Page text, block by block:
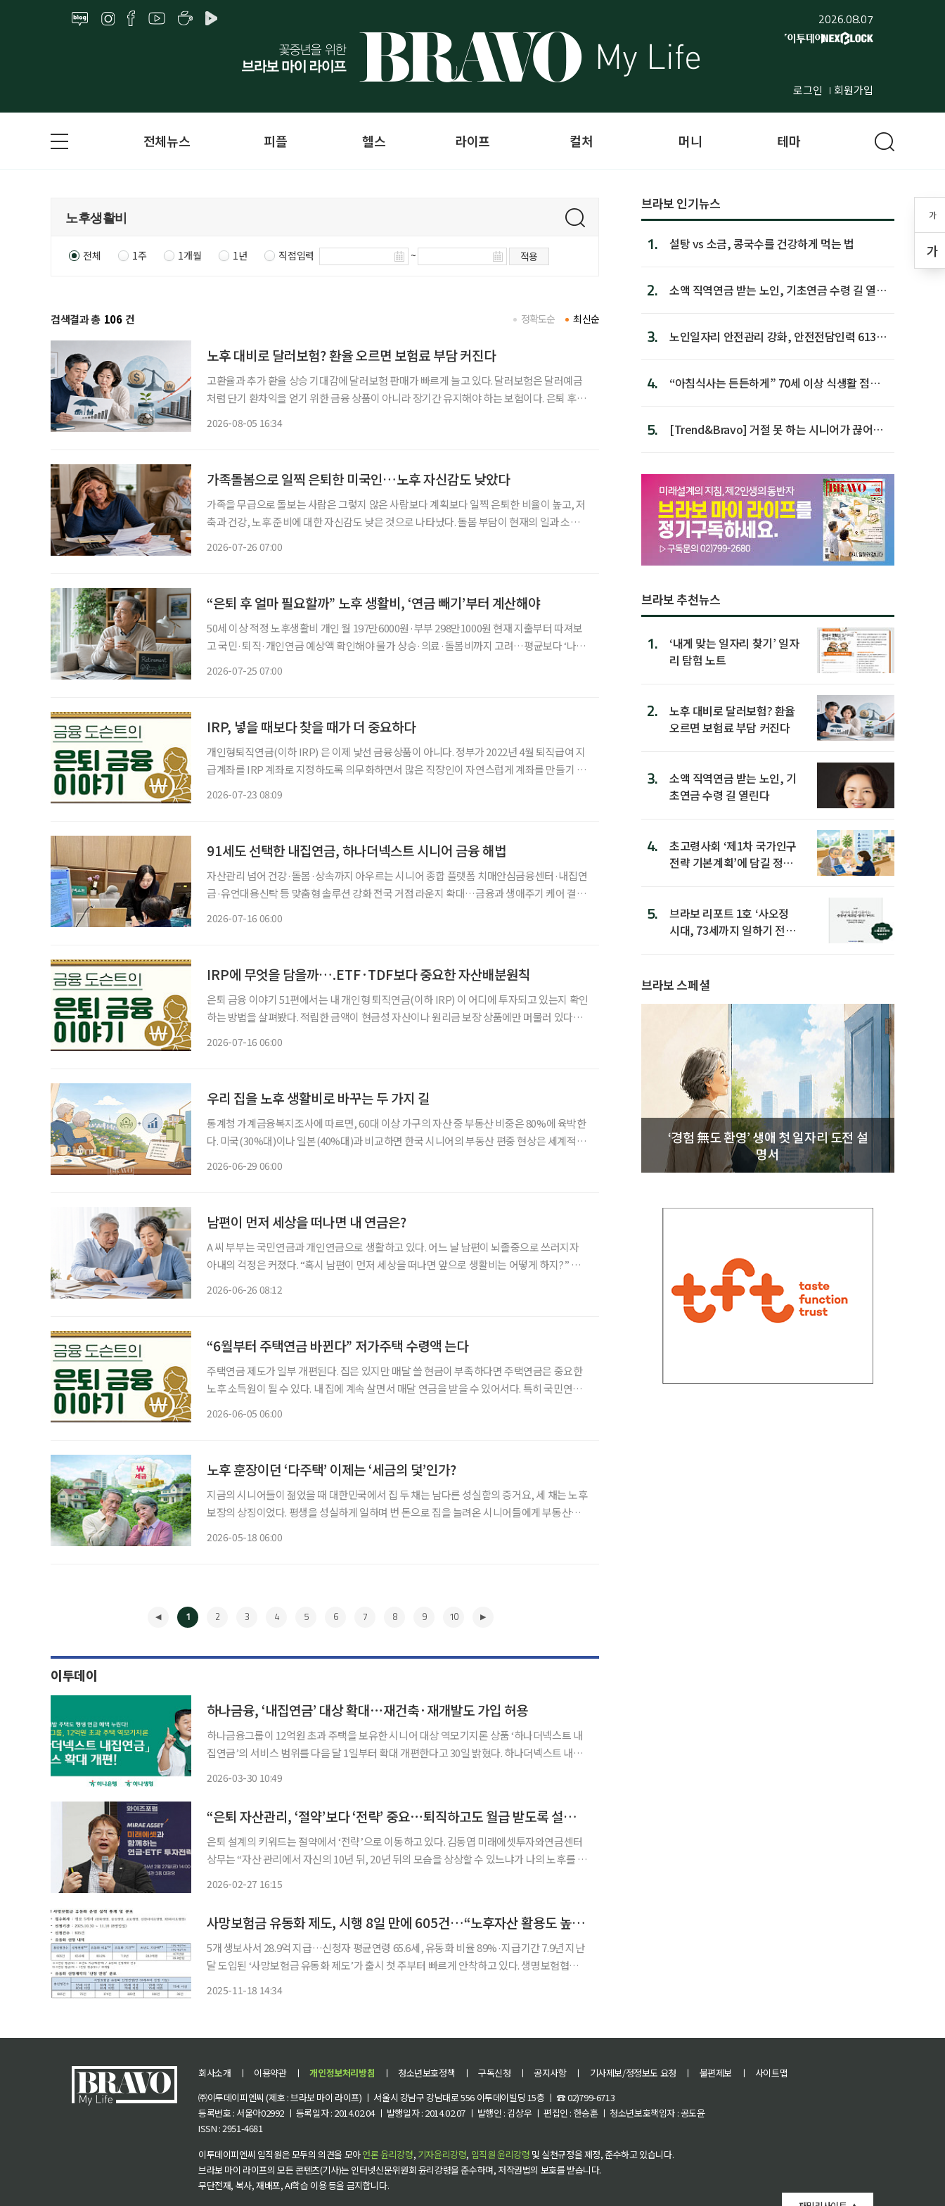
2026.08.07
로그인 회원가입
가
가
전체뉴스 피플 헬스 라이프 컬처 머니 테마
전체 1주 1개월 1년 직접입력 ~ 적용
검색결과 총 106 건 최신순
정확도순
노후 대비로 달러보험? 환율 오르면 보험료 부담 커진다
고환율과 추가 환율 상승 기대감에 달러보험 판매가 빠르게 늘고 있다. 달러보험은 달러예금
처럼 단기 환차익을 얻기 위한 금융 상품이 아니라 장기간 유지해야 하는 보험이다. 은퇴 후 소
2026-08-05 16:34
가족돌봄으로 일찍 은퇴한 미국인…노후 자신감도 낮았다
가족을 무급으로 돌보는 사람은 그렇지 않은 사람보다 계획보다 일찍 은퇴한 비율이 높고, 저
축과 건강, 노후 준비에 대한 자신감도 낮은 것으로 나타났다. 돌봄 부담이 현재의 일과 소득
2026-07-26 07:00
“은퇴 후 얼마 필요할까” 노후 생활비, ‘연금 빼기’부터 계산해야
50세 이상 적정 노후생활비 개인 월 197만6000원·부부 298만1000원 현재 지출부터 따져보
고 국민·퇴직·개인연금 예상액 확인해야 물가 상승·의료·돌봄비까지 고려…평균보다 ‘나만
2026-07-25 07:00
IRP, 넣을 때보다 찾을 때가 더 중요하다
개인형퇴직연금(이하 IRP) 은 이제 낯선 금융상품이 아니다. 정부가 2022년 4월 퇴직급여 지
급계좌를 IRP 계좌로 지정하도록 의무화하면서 많은 직장인이 자연스럽게 계좌를 만들기 시
2026-07-23 08:09
91세도 선택한 내집연금, 하나더넥스트 시니어 금융 해법
자산관리 넘어 건강·돌봄·상속까지 아우르는 시니어 종합 플랫폼 치매안심금융센터·내집연
금·유언대용신탁 등 맞춤형 솔루션 강화 전국 거점 라운지 확대…금융과 생애주기 케어 결합
2026-07-16 06:00
IRP에 무엇을 담을까….ETF·TDF보다 중요한 자산배분원칙
은퇴 금융 이야기 51편에서는 내 개인형 퇴직연금(이하 IRP) 이 어디에 투자되고 있는지 확인
하는 방법을 살펴봤다. 적립한 금액이 현금성 자산이나 원리금 보장 상품에만 머물러 있다면
2026-07-16 06:00
우리 집을 노후 생활비로 바꾸는 두 가지 길
통계청 가계금융복지조사에 따르면, 60대 이상 가구의 자산 중 부동산 비중은 80%에 육박한
다. 미국(30%대)이나 일본(40%대)과 비교하면 한국 시니어의 부동산 편중 현상은 세계적으
2026-06-29 06:00
남편이 먼저 세상을 떠나면 내 연금은?
A 씨 부부는 국민연금과 개인연금으로 생활하고 있다. 어느 날 남편이 뇌졸중으로 쓰러지자
아내의 걱정은 커졌다. “혹시 남편이 먼저 세상을 떠나면 앞으로 생활비는 어떻게 하지?” 노
2026-06-26 08:12
“6월부터 주택연금 바뀐다” 저가주택 수령액 는다
주택연금 제도가 일부 개편된다. 집은 있지만 매달 쓸 현금이 부족하다면 주택연금은 중요한
노후 소득원이 될 수 있다. 내 집에 계속 살면서 매달 연금을 받을 수 있어서다. 특히 국민연금
2026-06-05 06:00
노후 훈장이던 ‘다주택’ 이제는 ‘세금의 덫’인가?
지금의 시니어들이 젊었을 때 대한민국에서 집 두 채는 남다른 성실함의 증거요, 세 채는 노후
보장의 상징이었다. 평생을 성실하게 일하며 번 돈으로 집을 늘려온 시니어들에게 부동산은
2026-05-18 06:00
1 2 3 4 5 6 7 8 9 10
이투데이
하나금융, ‘내집연금’ 대상 확대⋯재건축·재개발도 가입 허용
하나금융그룹이 12억원 초과 주택을 보유한 시니어 대상 역모기지론 상품 ‘하나더넥스트 내
집연금’의 서비스 범위를 다음 달 1일부터 확대 개편한다고 30일 밝혔다. 하나더넥스트 내집
2026-03-30 10:49
“은퇴 자산관리, ‘절약’보다 ‘전략’ 중요⋯퇴직하고도 월급 받도록 설계해야” [와이즈포럼]
은퇴 설계의 키워드는 절약에서 ‘전략’으로 이동하고 있다. 김동엽 미래에셋투자와연금센터
상무는 “자산 관리에서 자신의 10년 뒤, 20년 뒤의 모습을 상상할 수 있느냐가 나의 노후를 바
2026-02-27 16:15
사망보험금 유동화 제도, 시행 8일 만에 605건…“노후자산 활용도 높였다”
5개 생보사서 28.9억 지급…신청자 평균연령 65.6세, 유동화 비율 89%·지급기간 7.9년 지난
달 도입된 ‘사망보험금 유동화 제도’가 출시 첫 주부터 빠르게 안착하고 있다. 생명보험협회는
2025-11-18 14:34
브라보 인기뉴스
1. 설탕 vs 소금, 콩국수를 건강하게 먹는 법
2.
소액 직역연금 받는 노인, 기초연금 수령 길 열린
3.
노인일자리 안전관리 강화, 안전전담인력 613명
4.
“아침식사는 든든하게” 70세 이상 식생활 점수
5.
[Trend&Bravo] 거절 못 하는 시니어가 끊어야
브라보 추천뉴스
1.
‘내게 맞는 일자리 찾기’ 일자
리 탐험 노트
2.
노후 대비로 달러보험? 환율
오르면 보험료 부담 커진다
3.
소액 직역연금 받는 노인, 기
초연금 수령 길 열린다
4.
초고령사회 ‘제1차 국가인구
전략 기본계획’에 담길 정책
5.
브라보 리포트 1호 ‘사오정
시대, 73세까지 일하기 전략’
브라보 스페셜
‘경험 無도 환영’ 생애 첫 일자리 도전 설
명서
회사소개 ㅣ 이용약관 ㅣ 개인정보처리방침 ㅣ 청소년보호정책 ㅣ 구독신청 ㅣ 공지사항 ㅣ 기사제보/정정보도 요청 ㅣ 불편제보 ㅣ
사이트맵
㈜이투데이피엔씨 (제호 : 브라보 마이 라이프) ㅣ 서울시 강남구 강남대로 556 이투데이빌딩 15층 ㅣ ☎ 02)799-6713
등록번호 : 서울아02992 ㅣ 등록일자 : 2014.02.04 ㅣ 발행일자 : 2014.02.07 ㅣ 발행인 : 김상우 ㅣ 편집인 : 한승훈 ㅣ 청소년보호책임자 : 공도윤
ISSN : 2951-4681
이투데이피엔씨 임직원은 모두의 의견을 모아언론 윤리강령, 기자윤리강령, 임직원 윤리강령 및 실천규정을 제정, 준수하고 있습니다.
브라보 마이 라이프의 모든 콘텐츠(기사)는 인터넷신문위원회 윤리강령을 준수하며, 저작권법의 보호를 받습니다.
무단전재, 복사, 재배포, AI학습 이용 등을 금지합니다.